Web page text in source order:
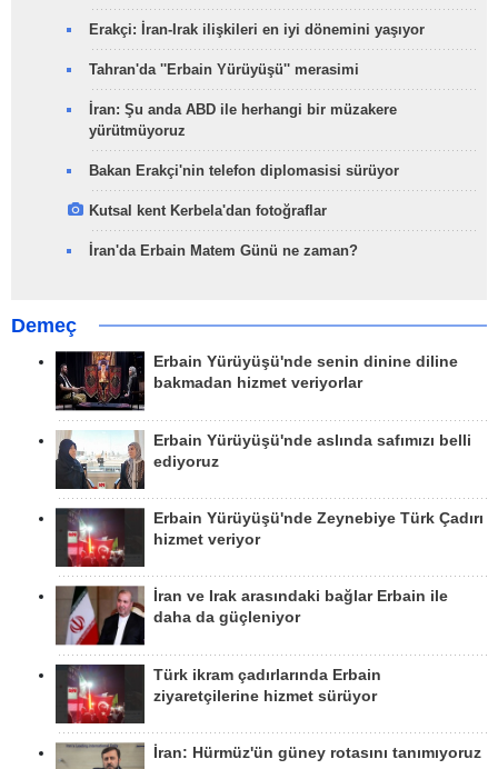
Erakçi: İran-Irak ilişkileri en iyi dönemini yaşıyor
Tahran'da ''Erbain Yürüyüşü'' merasimi
İran: Şu anda ABD ile herhangi bir müzakere
yürütmüyoruz
Bakan Erakçi'nin telefon diplomasisi sürüyor
Kutsal kent Kerbela'dan fotoğraflar
İran'da Erbain Matem Günü ne zaman?
Demeç
Erbain Yürüyüşü'nde senin dinine diline
bakmadan hizmet veriyorlar
Erbain Yürüyüşü'nde aslında safımızı belli
ediyoruz
Erbain Yürüyüşü'nde Zeynebiye Türk Çadırı
hizmet veriyor
İran ve Irak arasındaki bağlar Erbain ile
daha da güçleniyor
Türk ikram çadırlarında Erbain
ziyaretçilerine hizmet sürüyor
İran: Hürmüz'ün güney rotasını tanımıyoruz